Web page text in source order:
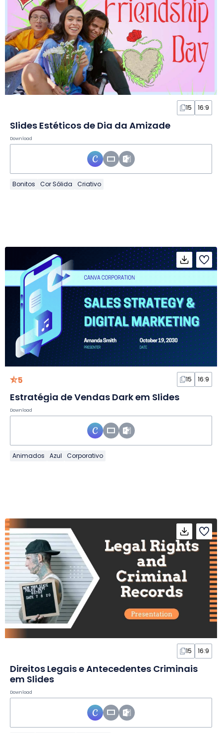
15 16:9
Slides Estéticos de Dia da Amizade
Download
Bonitos Cor Sólida Criativo
5 15 16:9
Estratégia de Vendas Dark em Slides
Download
Animados Azul Corporativo
15 16:9
Direitos Legais e Antecedentes Criminais
em Slides
Download